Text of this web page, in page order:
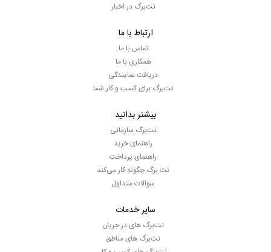
نت‌برگ در اخبار
ارتباط با ما
تماس با ما
همکاری با ما
دریافت نمایندگی
نت‌برگ برای کسب و کار شما
بیشتر بدانید
نت‌برگ سازمانی
راهنمای خرید
راهنمای پرداخت
نت برگ چگونه کار می‌کند
سوالات متداول
سایر خدمات
نت‌برگ های در جریان
نت‌برگ های مناطق